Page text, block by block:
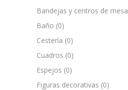
Bandejas y centros de mesa
Baño (0)
Cestería (0)
Cuadros (0)
Espejos (0)
Figuras decorativas (0)